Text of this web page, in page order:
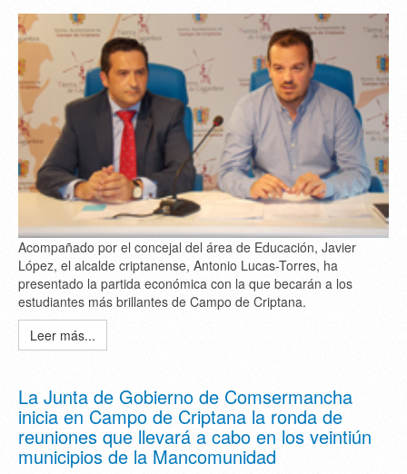
Acompañado por el concejal del área de Educación, Javier
López, el alcalde criptanense, Antonio Lucas-Torres, ha
presentado la partida económica con la que becarán a los
estudiantes más brillantes de Campo de Criptana.
Leer más...
La Junta de Gobierno de Comsermancha
inicia en Campo de Criptana la ronda de
reuniones que llevará a cabo en los veintiún
municipios de la Mancomunidad